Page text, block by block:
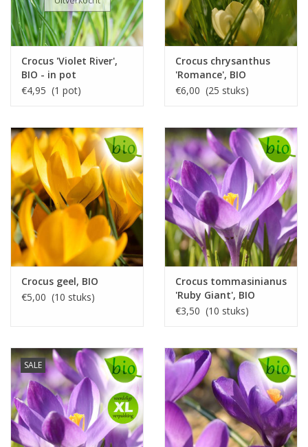
Crocus 'Violet River',
BIO - in pot
€4,95 (1 pot)
Crocus chrysanthus
'Romance', BIO
€6,00 (25 stuks)
Crocus geel, BIO
€5,00 (10 stuks)
Crocus tommasinianus
'Ruby Giant', BIO
€3,50 (10 stuks)
SALE